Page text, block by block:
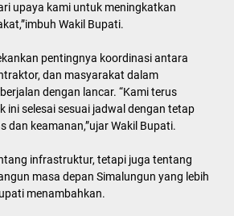
upaya kami untuk meningkatkan
Wakil Bupati.
pentingnya koordinasi antara
dan masyarakat dalam
dengan lancar. “Kami terus
ini selesai sesuai jadwal dengan tetap
dan keamanan,”ujar Wakil Bupati.
infrastruktur, tetapi juga tentang
masa depan Simalungun yang lebih
menambahkan.